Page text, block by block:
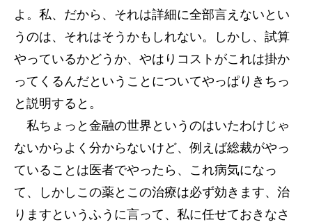
よ。私、だから、それは詳細に全部言えないとい
うのは、それはそうかもしれない。しかし、試算
やっているかどうか、やはりコストがこれは掛か
ってくるんだということについてやっぱりきちっ
と説明すると。
私ちょっと金融の世界というのはいたわけじゃ
ないからよく分からないけど、例えば総裁がやっ
ていることは医者でやったら、これ病気になっ
て、しかしこの薬とこの治療は必ず効きます、治
りますというふうに言って、私に任せておきなさ